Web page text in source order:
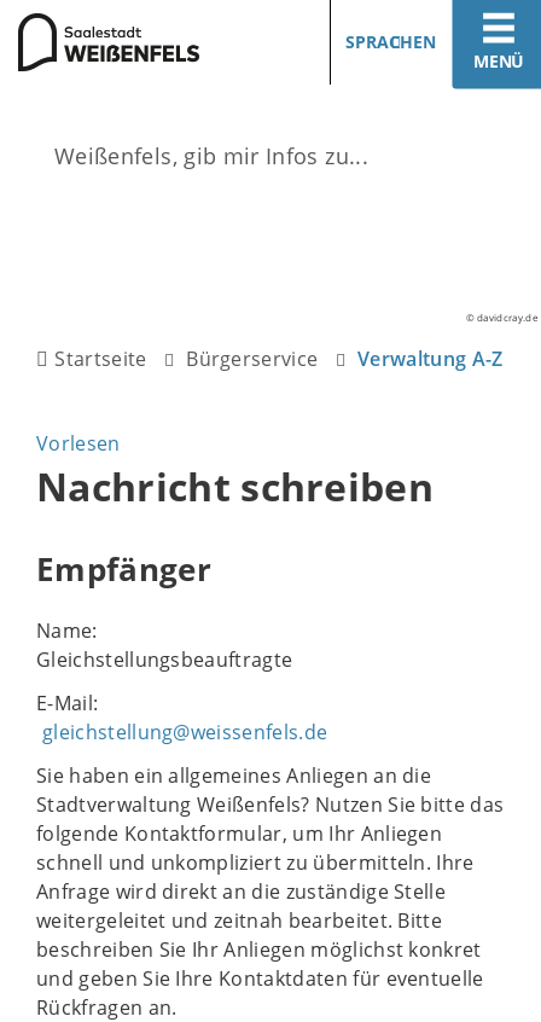
MENÜ
SPRACHEN
© davidcray.de
Startseite Bürgerservice Verwaltung A-Z
Vorlesen
Nachricht schreiben
Empfänger
Name:
Gleichstellungsbeauftragte
E-Mail:
gleichstellung@weissenfels.de
Sie haben ein allgemeines Anliegen an die
Stadtverwaltung Weißenfels? Nutzen Sie bitte das
folgende Kontaktformular, um Ihr Anliegen
schnell und unkompliziert zu übermitteln. Ihre
Anfrage wird direkt an die zuständige Stelle
weitergeleitet und zeitnah bearbeitet. Bitte
beschreiben Sie Ihr Anliegen möglichst konkret
und geben Sie Ihre Kontaktdaten für eventuelle
Rückfragen an.